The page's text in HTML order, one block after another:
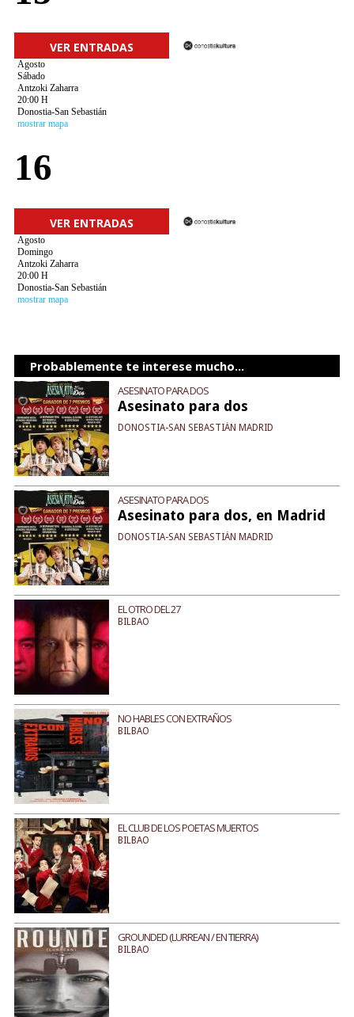
VER ENTRADAS
Agosto
Sábado
Antzoki Zaharra
20:00 H
Donostia-San Sebastián
mostrar mapa
16
VER ENTRADAS
Agosto
Domingo
Antzoki Zaharra
20:00 H
Donostia-San Sebastián
mostrar mapa
Probablemente te interese mucho...
ASESINATO PARA DOS
Asesinato para dos
DONOSTIA-SAN SEBASTIÁN MADRID
ASESINATO PARA DOS
Asesinato para dos, en Madrid
DONOSTIA-SAN SEBASTIÁN MADRID
EL OTRO DEL 27
BILBAO
NO HABLES CON EXTRAÑOS
BILBAO
EL CLUB DE LOS POETAS MUERTOS
BILBAO
GROUNDED (LURREAN / EN TIERRA)
BILBAO